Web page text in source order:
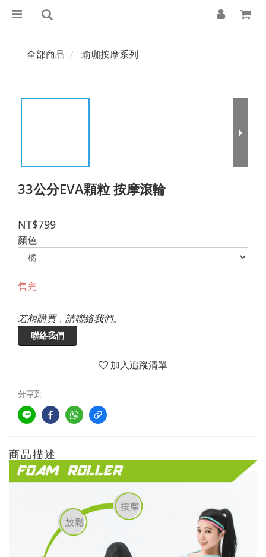
全部商品 瑜珈按摩系列
33公分EVA顆粒 按摩滾輪
NT$799
顏色
售完
若想購買，請聯絡我們。
聯絡我們
加入追蹤清單
分享到
商品描述